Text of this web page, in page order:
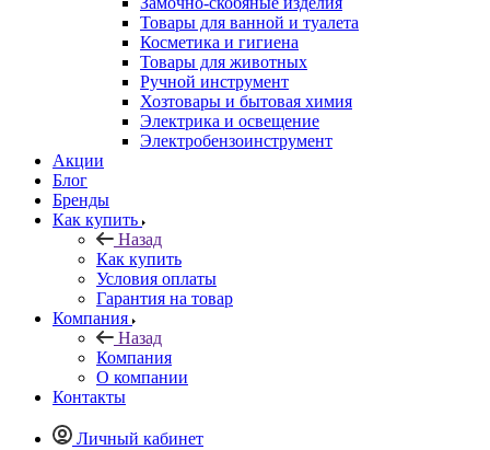
Товары для ванной и туалета
Косметика и гигиена
Товары для животных
Ручной инструмент
Хозтовары и бытовая химия
Электрика и освещение
Электробензоинструмент
Акции
Блог
Бренды
Как купить
Назад
Как купить
Условия оплаты
Гарантия на товар
Компания
Назад
Компания
О компании
Контакты
Личный кабинет